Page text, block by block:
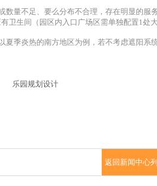
量不足、要么分布不合理，存在明显的
卫生间（园区内入口广场区需单独配置1处大
季炎热的南方地区为例，若不考虑遮阳
乐园规划设计
返回新闻中心